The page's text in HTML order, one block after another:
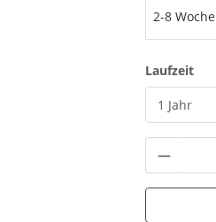
2-8
Laufzeit